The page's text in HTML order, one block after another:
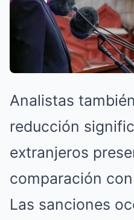
Analistas
reducción
extranjeros
comparación
Las sanciones